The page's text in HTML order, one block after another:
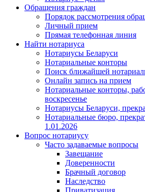
Обращения граждан
Порядок рассмотрения
Личный прием
Прямая телефонная линия
Найти нотариуса
Нотариусы Беларуси
Нотариальные конторы
Поиск ближайшей
Онлайн запись на прием
Нотариальные конторы,
воскресенье
Нотариусы Беларуси,
Нотариальные бюро,
1.01.2026
Вопрос нотариусу
Часто задаваемые вопросы
Завещание
Доверенности
Брачный договор
Наследство
Приватизация